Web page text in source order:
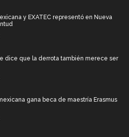
y EXATEC representó en Nueva
dice que la derrota también merece ser
gana beca de maestría Erasmus